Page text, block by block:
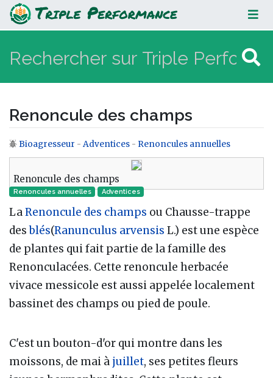
Renoncule des champs
Renoncule des champs
Aller à :navigation,rechercher
Bioagresseur - Adventices - Renoncules annuelles
Renoncule des champs
Renoncules annuelles Adventices
LaRenoncule des champs ou Chausse-trappe
desblés(Ranunculus arvensis L.) est une espèce
de plantes qui fait partie de la famille des
Renonculacées. Cette renoncule herbacée
vivace messicole est aussi appelée localement
bassinet des champs ou pied de poule.
C'est un bouton-d'or qui montre dans les
moissons, de mai à juillet, ses petites fleurs